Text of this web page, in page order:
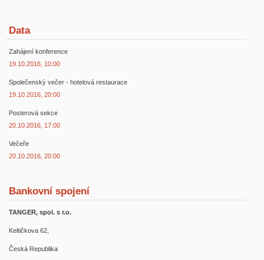
Data
Zahájení konference
19.10.2016, 10:00
Společenský večer - hotelová restaurace
19.10.2016, 20:00
Posterová sekce
20.10.2016, 17:00
Večeře
20.10.2016, 20:00
Bankovní spojení
TANGER, spol. s r.o.
Keltičkova 62,
Česká Republika